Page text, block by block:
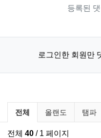
등록된
로그인한 회원만
교회 상세소개 분
전체 올랜도 탬파
전체 40 / 1 페이지